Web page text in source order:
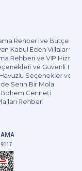
Rehberi ve Bütçe
Kabul Eden Villalar ve
Rehberi ve VIP
ve Güvenli
Seçenekler ve
Serin Bir Mola
Bohem Cenneti
Rehberi